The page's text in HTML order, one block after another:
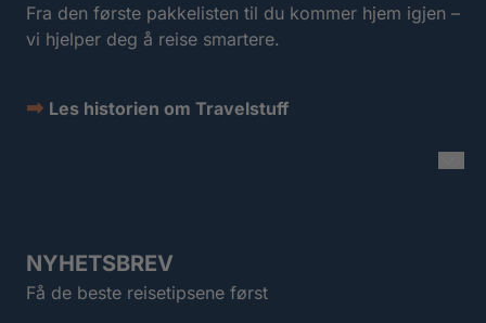
Fra den første pakkelisten til du kommer hjem igjen –
vi hjelper deg å reise smartere.
➡ Les historien om Travelstuff
NYHETSBREV
Få de beste reisetipsene først